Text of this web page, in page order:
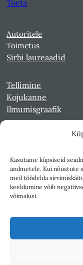
Kasutame küpsiseid
andmetele. Kui nõustute
meil töödelda
keeldumine võib
võimalusi.
Toeta
Autoritele
Toimetus
Sirbi laureaadid
Tellimine
Kojukanne
Ilmumisgraafik
Kultuurileht 1994-
Reede 1989-1990
Sirp ja Vasar 1940-
Teksti- ja